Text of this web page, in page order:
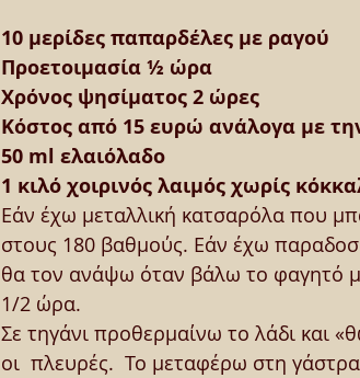
10 μερίδες παπαρδέλες με ραγού
Προετοιμασία ½ ώρα
Χρόνος ψησίματος 2 ώρες
Κόστος από 15 ευρώ ανάλογα με
50 ml ελαιόλαδο
1 κιλό χοιρινός λαιμός χωρίς
Εάν έχω μεταλλική κατσαρόλα που
στους 180 βαθμούς. Εάν έχω
θα τον ανάψω όταν βάλω το φαγητό
1/2 ώρα.
Σε τηγάνι προθερμαίνω το λάδι και
οι  πλευρές.  Το μεταφέρω στη